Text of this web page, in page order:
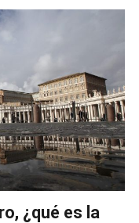
¿qué es la